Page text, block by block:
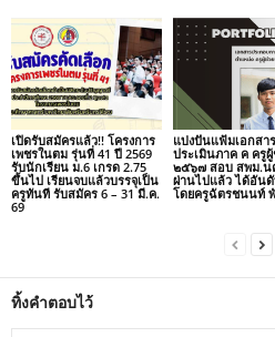
เปิดรับสมัครแล้ว!! โครงการ
เพชรในตม รุ่นที่ 41 ปี 2569
รับนักเรียน ม.6 เกรด 2.75
ขึ้นไป เรียนจบแล้วบรรจุเป็น
ครูทันที รับสมัคร 6 – 31 มี.ค.
69
แบ่งปันแฟ้มเอกสา
ประเมินภาค ค ครู
๒๕๖๗ สอบ สพม.น
ผ่านไปแล้ว ได้อัน
โดยครูฉัตรชนนท์
ทิ้งคำตอบไว้